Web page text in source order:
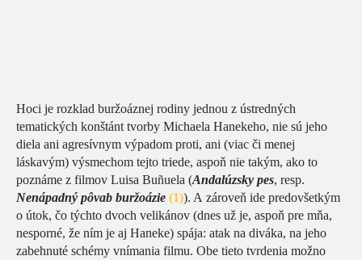
Hoci je rozklad buržoáznej rodiny jednou z ústredných
tematických konštánt tvorby Michaela Hanekeho, nie sú jeho
diela ani agresívnym výpadom proti, ani (viac či menej
láskavým) výsmechom tejto triede, aspoň nie takým, ako to
poznáme z filmov Luisa Buñuela (Andalúzsky pes, resp.
Nenápadný pôvab buržoázie (1)). A zároveň ide predovšetkým
o útok, čo týchto dvoch velikánov (dnes už je, aspoň pre mňa,
nesporné, že ním je aj Haneke) spája: atak na diváka, na jeho
zabehnuté schémy vnímania filmu. Obe tieto tvrdenia možno